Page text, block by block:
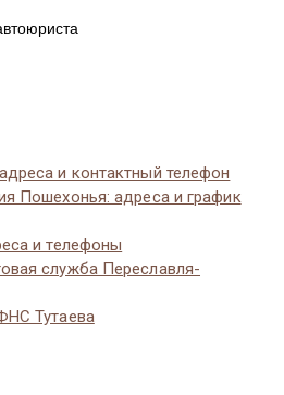
и контактный телефон
Пошехонья: адреса и график
и телефоны
служба Переславля-
Тутаева